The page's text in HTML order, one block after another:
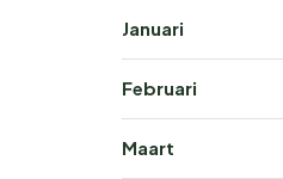
Januari
Februari
Maart